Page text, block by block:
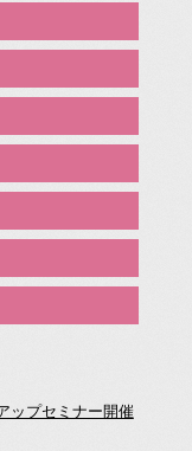
ップセミナー開催